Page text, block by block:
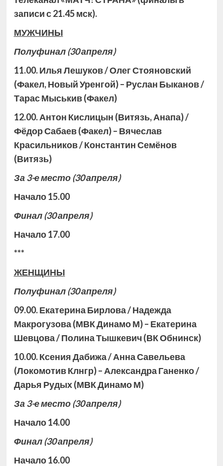
записи с 21.45 мск).
МУЖЧИНЫ
Полуфинал(30 апреля)
11.00. Илья Лешуков / Олег Стояновский
(Факел, Новый Уренгой) – Руслан Быканов /
Тарас Мыськив (Факел)
12.00. Антон Кислицын (Витязь, Анапа) /
Фёдор Сабаев (Факел) – Вячеслав
Красильников / Константин Семёнов
(Витязь)
За 3-е место(30 апреля)
Начало 15.00
Финал(30 апреля)
Начало 17.00
***
ЖЕНЩИНЫ
Полуфинал(30 апреля)
09.00. Екатерина Бирлова / Надежда
Макрогузова (МВК Динамо М) – Екатерина
Шевцова / Полина Тышкевич (ВК Обнинск)
10.00. Ксения Дабижа / Анна Савельева
(Локомотив Клнгр) – Александра Ганенко /
Дарья Рудых (МВК Динамо М)
За 3-е место(30 апреля)
Начало 14.00
Финал(30 апреля)
Начало 16.00